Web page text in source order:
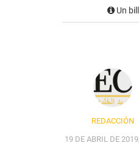
Un
REDACCIÓN
19 DE ABRIL DE